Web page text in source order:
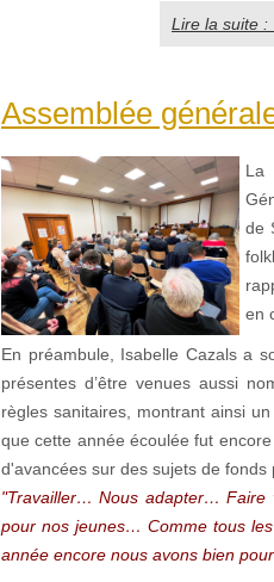
Lire la suite
Assemblée
La
de
en
En préambule, Isabelle Cazals a
présentes d’être venues aussi
règles sanitaires, montrant ainsi
que cette année écoulée fut
d'avancées sur des sujets de
"Travailler… Nous adapter… Faire
pour nos jeunes… Comme tous
année encore nous avons bien